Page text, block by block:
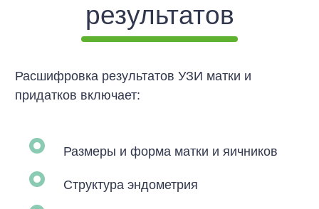
результатов
Расшифровка результатов УЗИ матки и
придатков включает:
Размеры и форма матки и яичников
Структура эндометрия